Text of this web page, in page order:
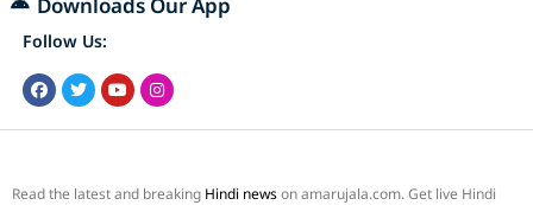
Follow Us:
Read the latest and breaking Hindi newson amarujala.com. Get live Hindi